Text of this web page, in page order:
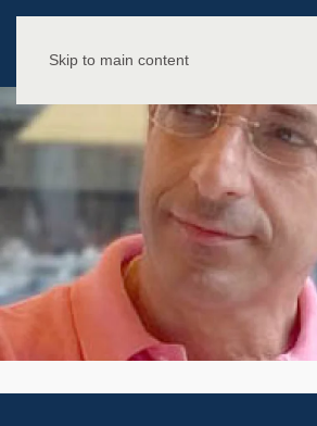
Skip to main content